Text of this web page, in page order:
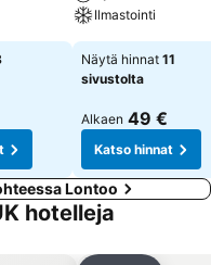
Ilmastointi
Näytä hinnat 11
sivustolta
Alkaen 49 €
Katso hinnat
Lontoo
hotelleja